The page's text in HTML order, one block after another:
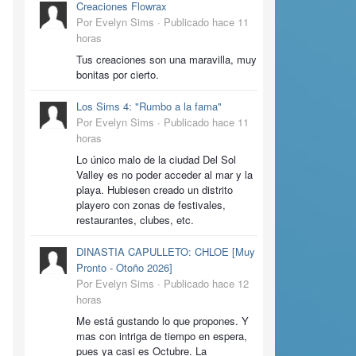
Creaciones Flowrax
Por Evelyn Sims · Publicado hace 11
horas
Tus creaciones son una maravilla, muy
bonitas por cierto.
Los Sims 4: "Rumbo a la fama"
Por Evelyn Sims · Publicado hace 11
horas
Lo único malo de la ciudad Del Sol
Valley es no poder acceder al mar y la
playa. Hubiesen creado un distrito
playero con zonas de festivales,
restaurantes, clubes, etc.
DINASTIA CAPULLETO: CHLOE [Muy
Pronto - Otoño 2026]
Por Evelyn Sims · Publicado hace 12
horas
Me está gustando lo que propones. Y
mas con intriga de tiempo en espera,
pues ya casi es Octubre. La